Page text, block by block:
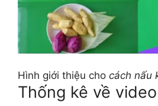
Hình giới thiệu cho cách nấu
Thống kê về